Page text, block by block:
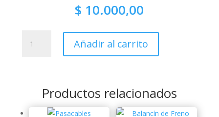
$ 10.000,00
cantidad
Añadir al carrito
Productos relacionados